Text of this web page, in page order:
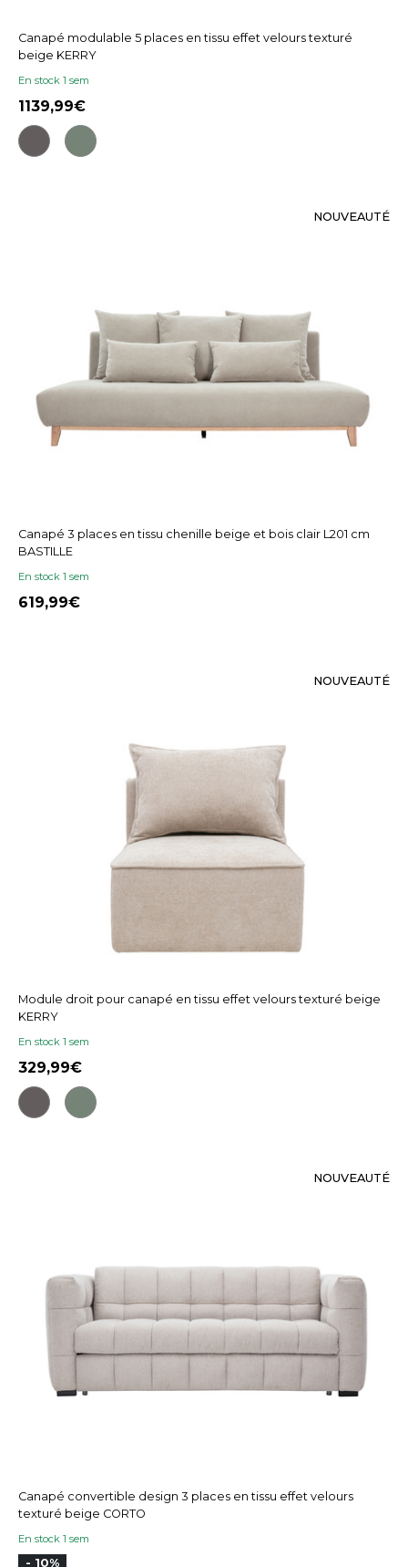
Canapé modulable 5 places en tissu effet velours texturé
beige KERRY
En stock 1 sem
1139,99
NOUVEAUTÉ
Canapé 3 places en tissu chenille beige et bois clair L201 cm
BASTILLE
En stock 1 sem
619,99
NOUVEAUTÉ
Module droit pour canapé en tissu effet velours texturé beige
KERRY
En stock 1 sem
329,99
NOUVEAUTÉ
Canapé convertible design 3 places en tissu effet velours
texturé beige CORTO
En stock 1 sem
- 10%